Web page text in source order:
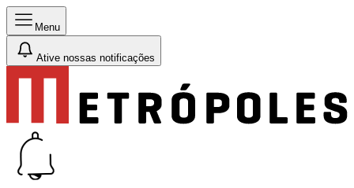
Menu
Ative nossas notificações